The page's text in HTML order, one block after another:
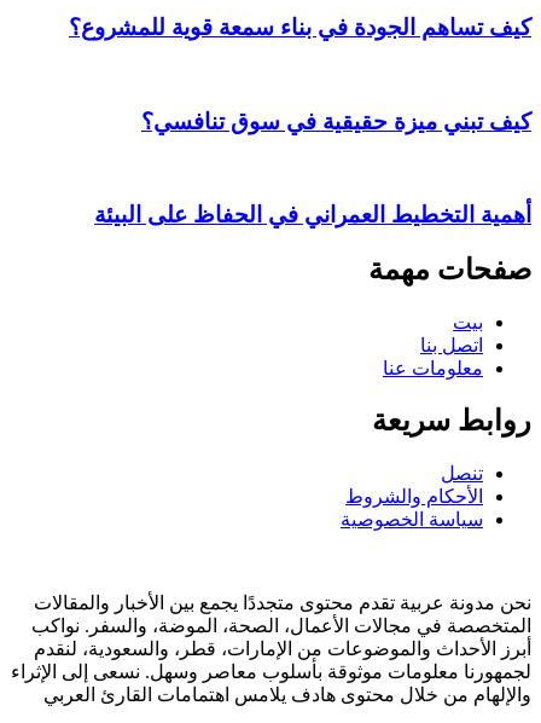
كيف تساهم الجودة في بناء سمعة قوية للمشروع؟
كيف تبني ميزة حقيقية في سوق تنافسي؟
أهمية التخطيط العمراني في الحفاظ على البيئة
صفحات مهمة
بيت
اتصل بنا
معلومات عنا
روابط سريعة
تنصل
الأحكام والشروط
سياسة الخصوصية
نحن مدونة عربية تقدم محتوى متجددًا يجمع بين الأخبار والمقالات
المتخصصة في مجالات الأعمال، الصحة، الموضة، والسفر. نواكب
أبرز الأحداث والموضوعات من الإمارات، قطر، والسعودية، لنقدم
لجمهورنا معلومات موثوقة بأسلوب معاصر وسهل. نسعى إلى الإثراء
والإلهام من خلال محتوى هادف يلامس اهتمامات القارئ العربي